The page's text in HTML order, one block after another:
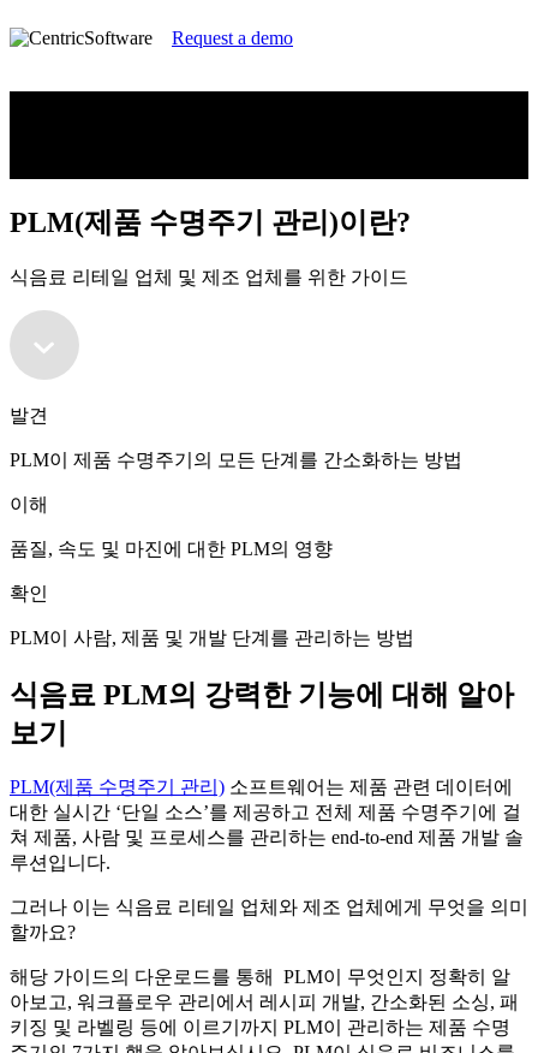
Request a demo
PLM(제품 수명주기 관리)이란?
식음료 리테일 업체 및 제조 업체를 위한 가이드
발견
PLM이 제품 수명주기의 모든 단계를 간소화하는 방법
이해
품질, 속도 및 마진에 대한 PLM의 영향
확인
PLM이 사람, 제품 및 개발 단계를 관리하는 방법
식음료 PLM의 강력한 기능에 대해 알아
보기
PLM(제품 수명주기 관리) 소프트웨어는 제품 관련 데이터에
대한 실시간 ‘단일 소스’를 제공하고 전체 제품 수명주기에 걸
쳐 제품, 사람 및 프로세스를 관리하는 end-to-end 제품 개발 솔
루션입니다.
그러나 이는 식음료 리테일 업체와 제조 업체에게 무엇을 의미
할까요?
해당 가이드의 다운로드를 통해 PLM이 무엇인지 정확히 알
아보고, 워크플로우 관리에서 레시피 개발, 간소화된 소싱, 패
키징 및 라벨링 등에 이르기까지 PLM이 관리하는 제품 수명